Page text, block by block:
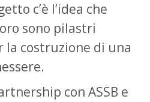
c’è l’idea che
sono pilastri
costruzione di una
con ASSB e